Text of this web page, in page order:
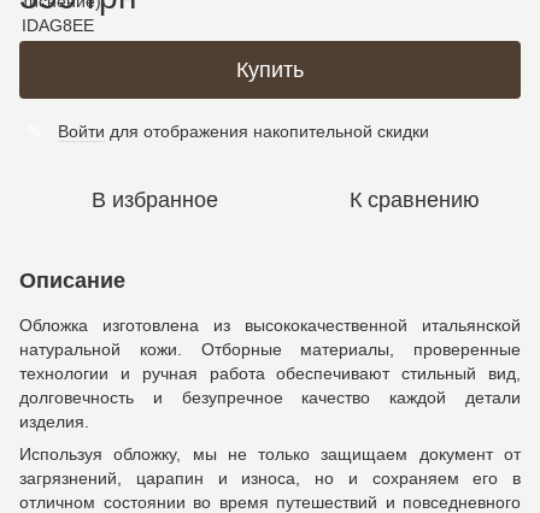
Купить
Войти для отображения накопительной скидки
В избранное К сравнению
Описание
Обложка изготовлена из высококачественной итальянской
натуральной кожи. Отборные материалы, проверенные
технологии и ручная работа обеспечивают стильный вид,
долговечность и безупречное качество каждой детали
изделия.
Используя обложку, мы не только защищаем документ от
загрязнений, царапин и износа, но и сохраняем его в
отличном состоянии во время путешествий и повседневного